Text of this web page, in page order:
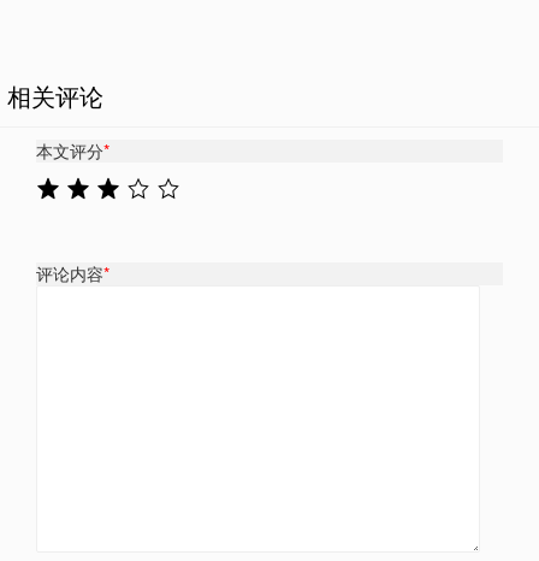
相关评论
本文评分*
评论内容*